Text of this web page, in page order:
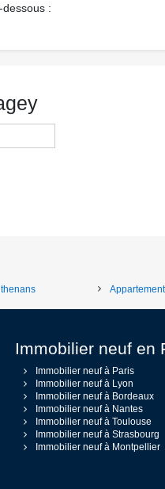
:
Immobilier neuf en
Immobilier neuf à Paris
Immobilier neuf à Lyon
Immobilier neuf à Bordeaux
Immobilier neuf à Nantes
Immobilier neuf à Toulouse
Immobilier neuf à Strasbourg
Immobilier neuf à Montpellier